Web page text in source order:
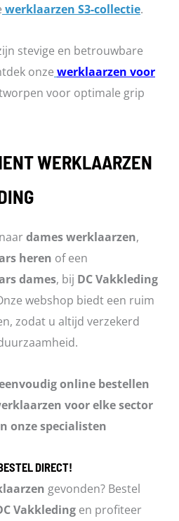
werklaarzen S3-collectie.
stevige en betrouwbare
onze werklaarzen voor
voor optimale grip
WERKLAARZEN
dames werklaarzen,
heren of een
dames, bij DC Vakkleding
webshop biedt een ruim
zodat u altijd verzekerd
online bestellen
voor elke sector
onze specialisten
DIRECT!
gevonden? Bestel
Vakkleding en profiteer